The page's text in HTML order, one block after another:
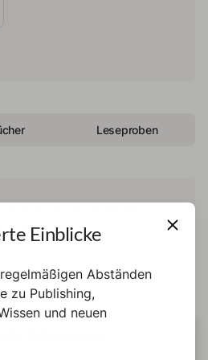
Leseproben
COOKIES
Einblicke
Abständen
zu Publishing,
und neuen